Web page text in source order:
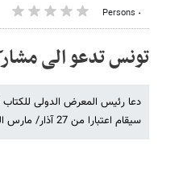
٠ Persons
تونس تدعو الی
دعا رئیس المعرض الدولی
سیقام اعتبارا من 27 آذار/ مارس المقبل لیستمر عشرة ایام.